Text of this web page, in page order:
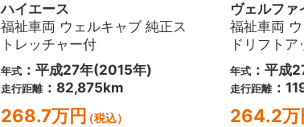
ハイエース
福祉車両 ウェルキャブ 純正ス
トレッチャー付
年式 ：平成27年(2015年)
走行距離：82,875km
268.7万円（税込）
ヴェルファ
福祉車両
ドリフトア
年式 ：平成
走行距離：
264.2